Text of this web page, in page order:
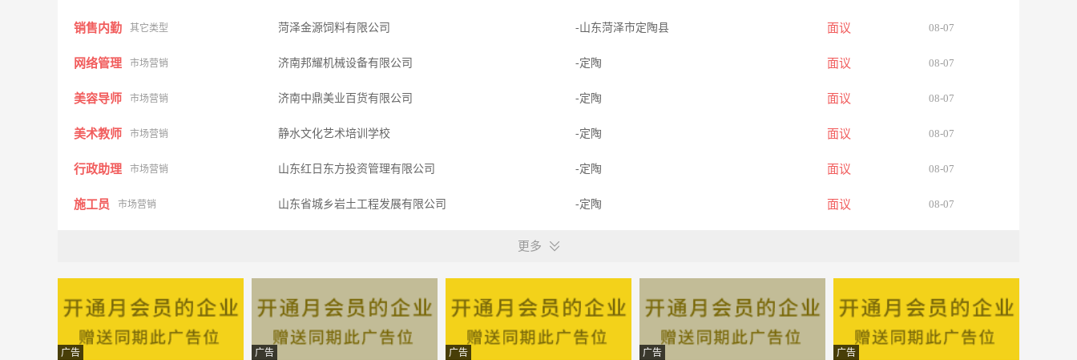
销售内勤 其它类型 菏泽金源饲料有限公司 -山东菏泽市定陶县 面议 08-07
网络管理 市场营销 济南邦耀机械设备有限公司 -定陶 面议 08-07
美容导师 市场营销 济南中鼎美业百货有限公司 -定陶 面议 08-07
美术教师 市场营销 静水文化艺术培训学校 -定陶 面议 08-07
行政助理 市场营销 山东红日东方投资管理有限公司 -定陶 面议 08-07
施工员 市场营销 山东省城乡岩土工程发展有限公司 -定陶 面议 08-07
材料员 市场营销 济南泉景建设工程检测有限公司 -定陶 面议 08-07
养殖工 市场营销 山东富浩水产集团有限公司 -定陶 面议 08-07
更多
广告 广告 广告 广告 广告